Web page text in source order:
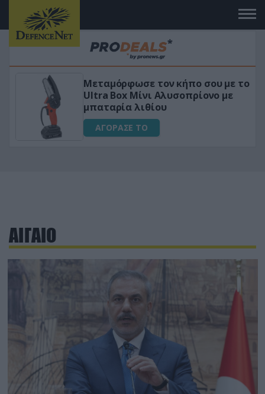
Μεταμόρφωσε τον κήπο σου με το
Ultra Box Μίνι Αλυσοπρίονο με
μπαταρία λιθίου
ΑΓΟΡΑΣΕ ΤΟ
ΑΙΓΑΙΟ